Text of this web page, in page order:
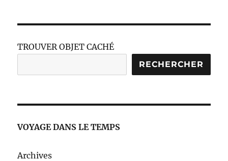
TROUVER OBJET CACHÉ
RECHERCHER
VOYAGE DANS LE TEMPS
Archives